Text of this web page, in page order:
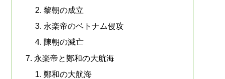
黎朝の成立
永楽帝のベトナム侵攻
陳朝の滅亡
永楽帝と鄭和の大航海
鄭和の大航海